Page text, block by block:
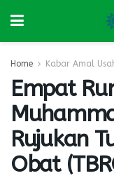
Home Kabar Amal
Empat
Rujukan
Obat